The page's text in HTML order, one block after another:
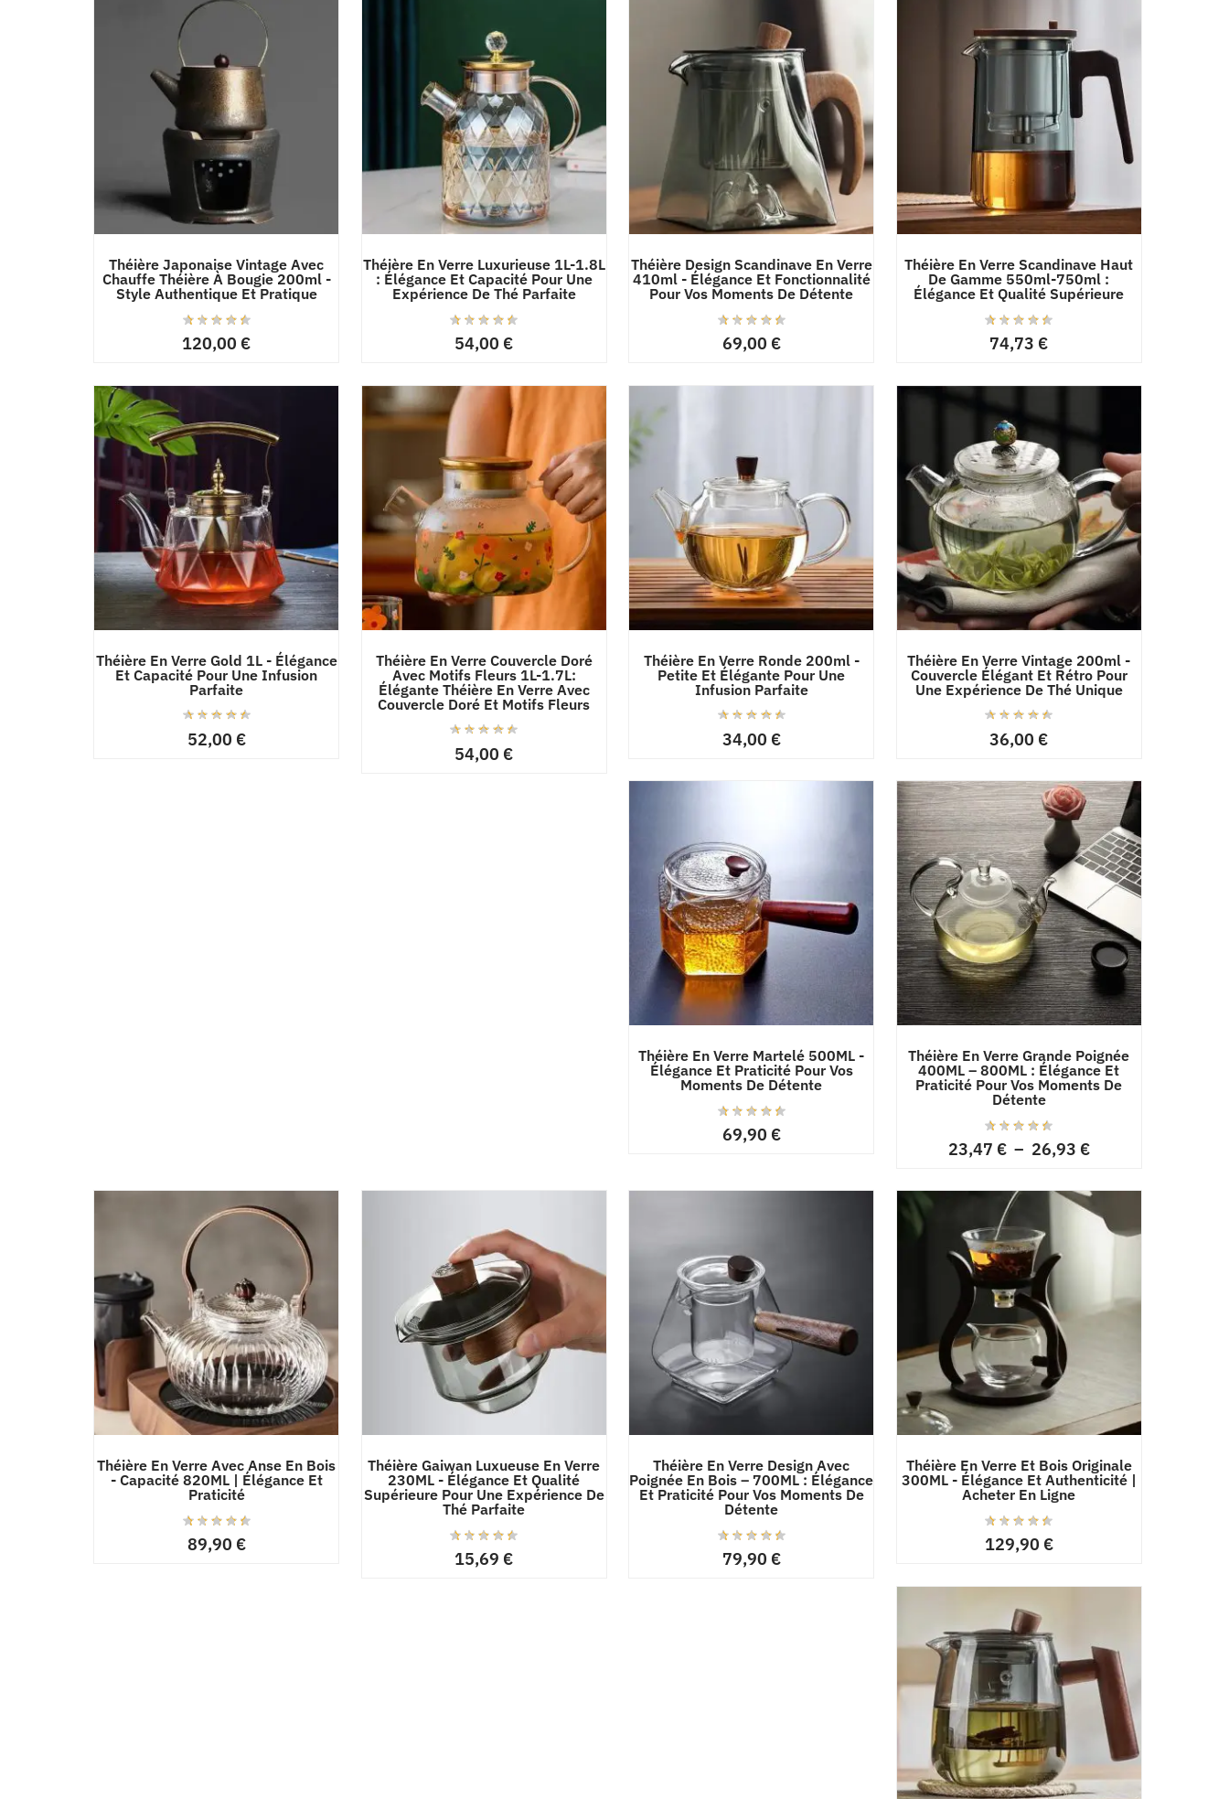
Théière Japonaise Vintage Avec
Chauffe Théière À Bougie 200ml -
Style Authentique Et Pratique
120,00 €
Théière En Verre Luxurieuse 1L-1.8L
: Élégance Et Capacité Pour Une
Expérience De Thé Parfaite
54,00 €
Théière Design Scandinave En Verre
410ml - Élégance Et Fonctionnalité
Pour Vos Moments De Détente
69,00 €
Théière En Verre Scandinave Haut
De Gamme 550ml-750ml :
Élégance Et Qualité Supérieure
74,73 €
Théière En Verre Gold 1L - Élégance
Et Capacité Pour Une Infusion
Parfaite
52,00 €
Théière En Verre Couvercle Doré
Avec Motifs Fleurs 1L-1.7L:
Élégante Théière En Verre Avec
Couvercle Doré Et Motifs Fleurs
54,00 €
Théière En Verre Ronde 200ml -
Petite Et Élégante Pour Une
Infusion Parfaite
34,00 €
Théière En Verre Vintage 200ml -
Couvercle Élégant Et Rétro Pour
Une Expérience De Thé Unique
36,00 €
Théière En Verre Martelé 500ML -
Élégance Et Praticité Pour Vos
Moments De Détente
69,90 €
Théière En Verre Grande Poignée
400ML – 800ML : Élégance Et
Praticité Pour Vos Moments De
Détente
23,47 € – 26,93 €
Théière En Verre Avec Anse En Bois
- Capacité 820ML | Élégance Et
Praticité
89,90 €
Théière Gaiwan Luxueuse En Verre
230ML - Élégance Et Qualité
Supérieure Pour Une Expérience De
Thé Parfaite
15,69 €
Théière En Verre Design Avec
Poignée En Bois – 700ML : Élégance
Et Praticité Pour Vos Moments De
Détente
79,90 €
Théière En Verre Et Bois Originale
300ML - Élégance Et Authenticité |
Acheter En Ligne
129,90 €